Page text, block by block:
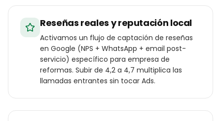
Reseñas reales y reputación local
Activamos un flujo de captación de reseñas
en Google (NPS + WhatsApp + email post-
servicio) específico para empresa de
reformas. Subir de 4,2 a 4,7 multiplica las
llamadas entrantes sin tocar Ads.